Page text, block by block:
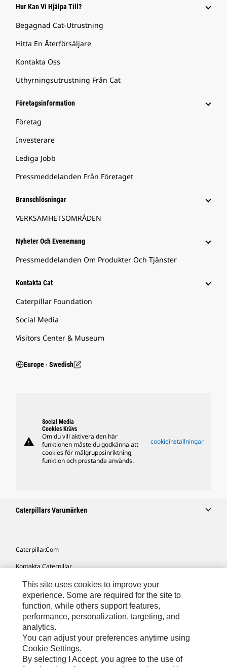
Hur Kan Vi Hjälpa Till?
Begagnad Cat-Utrustning
Hitta En Återförsäljare
Kontakta Oss
Uthyrningsutrustning Från Cat
Företagsinformation
Företag
Investerare
Lediga Jobb
Pressmeddelanden Från Företaget
Branschlösningar
VERKSAMHETSOMRÅDEN
Nyheter Och Evenemang
Pressmeddelanden Om Produkter Och Tjänster
Kontakta Cat
Caterpillar Foundation
Social Media
Visitors Center & Museum
Europe ‧ Swedish
warning
Social Media
Cookies Krävs
Om du vill aktivera den här
funktionen måste du godkänna att
cookies för målgruppsinriktning,
funktion och prestanda används.
cookieinställningar
Caterpillars Varumärken
Caterpillar.com
Kontakta Caterpillar
Mina Marknadsföringspreferenser
Platskarta
Cookie Settings
Juridiskt
Sekretess
This site uses cookies to improve your
experience. Some are required for the site to
function, while others support features,
performance, personalization, targeting, and
analytics.
You can adjust your preferences anytime using
Cookie Settings.
By selecting I Accept, you agree to the use of